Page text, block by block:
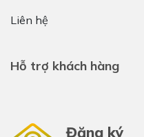
Liên hệ
Hỗ trợ khách hàng
Đăng ký